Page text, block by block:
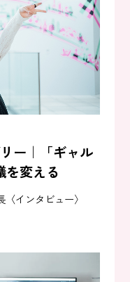
ー｜「ギャル
を変える
インタビュー〉